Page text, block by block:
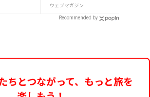
登山でたどり着いた美
しき紅葉と穂高連峰
ウェブマガジン
Recommended by
ちとつながって、もっと旅を